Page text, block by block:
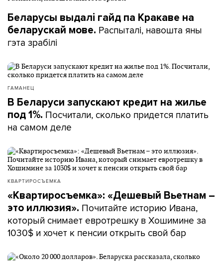
Беларусы выдалі гайд па Кракаве на
беларускай мове. Распыталі, навошта яны
гэта зрабілі
ГАМАНЕЦ
В Беларуси запускают кредит на жилье
под 1%. Посчитали, сколько придется платить
на самом деле
КВАРТИРОСЪЕМКА
«Квартиросъемка»: «Дешевый Вьетнам –
это иллюзия». Почитайте историю Ивана,
который снимает евротрешку в Хошимине за
1030$ и хочет к пенсии открыть свой бар